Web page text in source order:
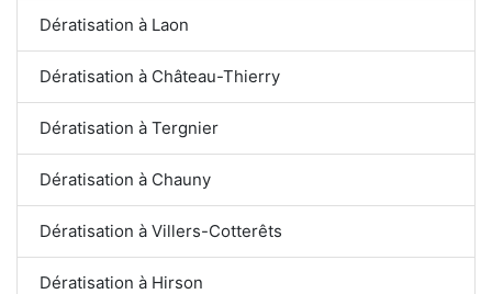
Dératisation à Laon
Dératisation à Château-Thierry
Dératisation à Tergnier
Dératisation à Chauny
Dératisation à Villers-Cotterêts
Dératisation à Hirson